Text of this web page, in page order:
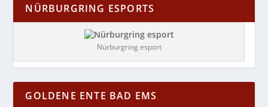
NÜRBURGRING ESPORTS
Nürburgring esport
GOLDENE ENTE BAD EMS